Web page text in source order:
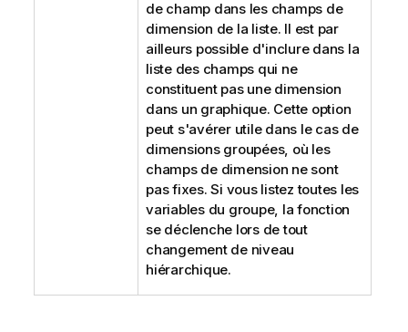
de champ dans les champs de
dimension de la liste. Il est par
ailleurs possible d'inclure dans la
liste des champs qui ne
constituent pas une dimension
dans un graphique. Cette option
peut s'avérer utile dans le cas de
dimensions groupées, où les
champs de dimension ne sont
pas fixes. Si vous listez toutes les
variables du groupe, la fonction
se déclenche lors de tout
changement de niveau
hiérarchique.